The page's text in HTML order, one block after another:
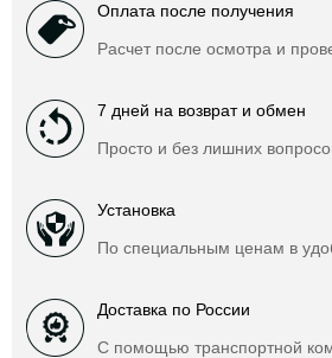
Оплата после получения
Расчет после осмотра и
7 дней на возврат и обмен
Просто и без лишних
Установка
По специальным ценам в
Доставка по России
С помощью транспортной